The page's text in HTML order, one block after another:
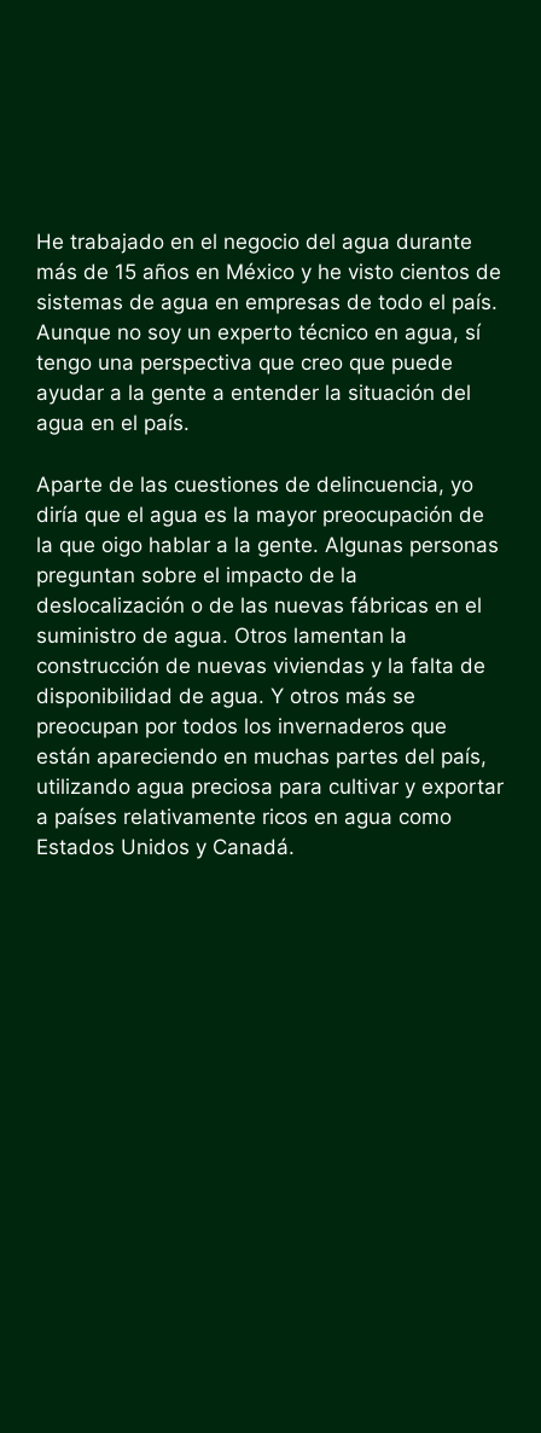
He trabajado en el negocio del agua durante
más de 15 años en México y he visto cientos de
sistemas de agua en empresas de todo el país.
Aunque no soy un experto técnico en agua, sí
tengo una perspectiva que creo que puede
ayudar a la gente a entender la situación del
agua en el país.
Aparte de las cuestiones de delincuencia, yo
diría que el agua es la mayor preocupación de
la que oigo hablar a la gente. Algunas personas
preguntan sobre el impacto de la
deslocalización o de las nuevas fábricas en el
suministro de agua. Otros lamentan la
construcción de nuevas viviendas y la falta de
disponibilidad de agua. Y otros más se
preocupan por todos los invernaderos que
están apareciendo en muchas partes del país,
utilizando agua preciosa para cultivar y exportar
a países relativamente ricos en agua como
Estados Unidos y Canadá.